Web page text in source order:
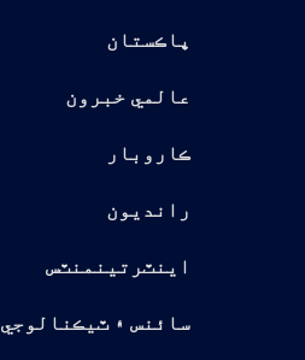
پاڪستان
عالمي خبرون
ڪاروبار
رانديون
اينٽرتينمنٽس
سائنس ۽ ٽيڪنالوجي